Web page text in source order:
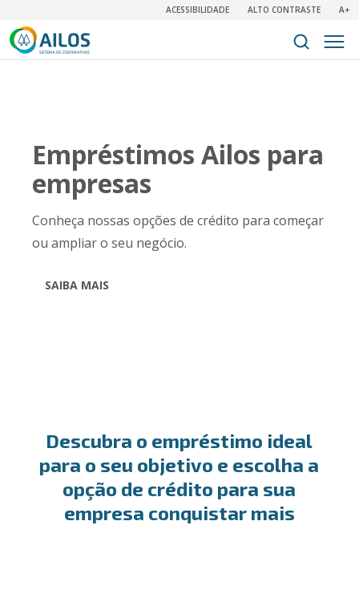
ACESSIBILIDADE ALTO CONTRASTE A+
Empréstimos Ailos para
empresas
Conheça nossas opções de crédito para começar
ou ampliar o seu negócio.
SAIBA MAIS
Descubra o empréstimo ideal
para o seu objetivo e escolha a
opção de crédito para sua
empresa conquistar mais